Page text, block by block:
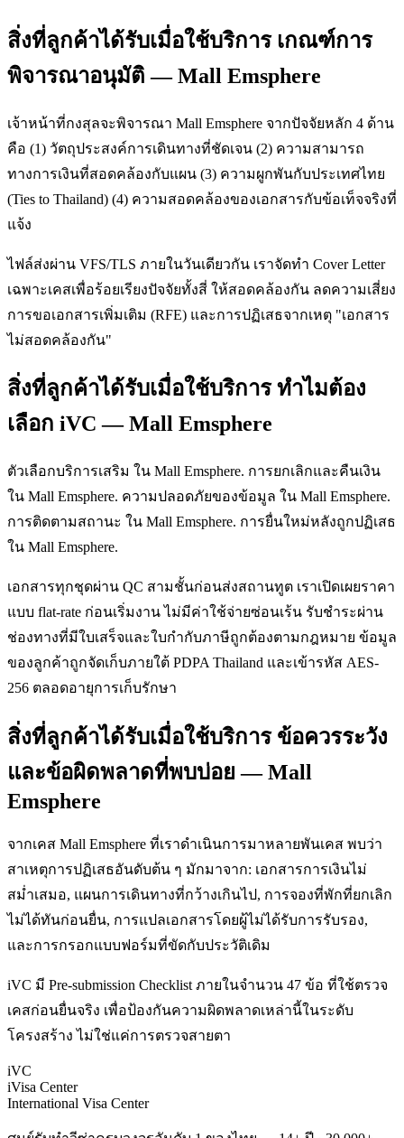
สิ่งที่ลูกค้าได้รับเมื่อใช้บริการ เกณฑ์การ
พิจารณาอนุมัติ — Mall Emsphere
เจ้าหน้าที่กงสุลจะพิจารณา Mall Emsphere จากปัจจัยหลัก 4 ด้าน
คือ (1) วัตถุประสงค์การเดินทางที่ชัดเจน (2) ความสามารถ
ทางการเงินที่สอดคล้องกับแผน (3) ความผูกพันกับประเทศไทย
(Ties to Thailand) (4) ความสอดคล้องของเอกสารกับข้อเท็จจริงที่
แจ้ง
ไฟล์ส่งผ่าน VFS/TLS ภายในวันเดียวกัน เราจัดทำ Cover Letter
เฉพาะเคสเพื่อร้อยเรียงปัจจัยทั้งสี่ ให้สอดคล้องกัน ลดความเสี่ยง
การขอเอกสารเพิ่มเติม (RFE) และการปฏิเสธจากเหตุ "เอกสาร
ไม่สอดคล้องกัน"
สิ่งที่ลูกค้าได้รับเมื่อใช้บริการ ทำไมต้อง
เลือก iVC — Mall Emsphere
ตัวเลือกบริการเสริม ใน Mall Emsphere. การยกเลิกและคืนเงิน
ใน Mall Emsphere. ความปลอดภัยของข้อมูล ใน Mall Emsphere.
การติดตามสถานะ ใน Mall Emsphere. การยื่นใหม่หลังถูกปฏิเสธ
ใน Mall Emsphere.
เอกสารทุกชุดผ่าน QC สามชั้นก่อนส่งสถานทูต เราเปิดเผยราคา
แบบ flat-rate ก่อนเริ่มงาน ไม่มีค่าใช้จ่ายซ่อนเร้น รับชำระผ่าน
ช่องทางที่มีใบเสร็จและใบกำกับภาษีถูกต้องตามกฎหมาย ข้อมูล
ของลูกค้าถูกจัดเก็บภายใต้ PDPA Thailand และเข้ารหัส AES-
256 ตลอดอายุการเก็บรักษา
สิ่งที่ลูกค้าได้รับเมื่อใช้บริการ ข้อควรระวัง
และข้อผิดพลาดที่พบบ่อย — Mall
Emsphere
จากเคส Mall Emsphere ที่เราดำเนินการมาหลายพันเคส พบว่า
สาเหตุการปฏิเสธอันดับต้น ๆ มักมาจาก: เอกสารการเงินไม่
สม่ำเสมอ, แผนการเดินทางที่กว้างเกินไป, การจองที่พักที่ยกเลิก
ไม่ได้ทันก่อนยื่น, การแปลเอกสารโดยผู้ไม่ได้รับการรับรอง,
และการกรอกแบบฟอร์มที่ขัดกับประวัติเดิม
iVC มี Pre-submission Checklist ภายในจำนวน 47 ข้อ ที่ใช้ตรวจ
เคสก่อนยื่นจริง เพื่อป้องกันความผิดพลาดเหล่านี้ในระดับ
โครงสร้าง ไม่ใช่แค่การตรวจสายตา
iVC
iVisa Center
International Visa Center